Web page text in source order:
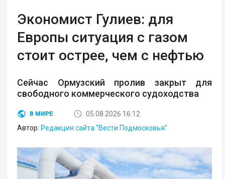
Экономист Гулиев: для
Европы ситуация с газом
стоит острее, чем с нефтью
Сейчас Ормузский пролив закрыт для
свободного коммерческого судоходства
В МИРЕ
05.08.2026 16:12
Автор: Редакция сайта "Вести Подмосковья"